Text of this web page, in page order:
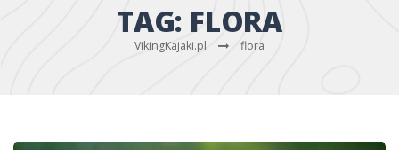
TAG: FLORA
VikingKajaki.pl flora